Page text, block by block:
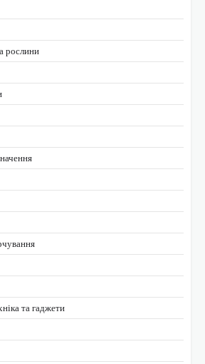
рослини
та гаджети